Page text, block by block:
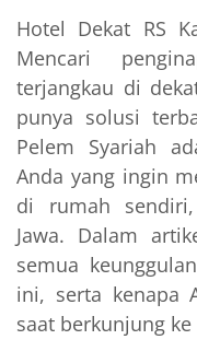
Hotel Dekat RS
Mencari
terjangkau di
punya solusi
Pelem Syariah
Anda yang ingin
di rumah
Jawa. Dalam
semua
ini, serta kenapa
saat berkunjung ke